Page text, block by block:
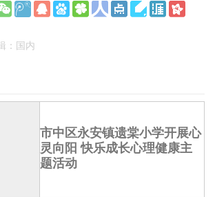
：国内
市中区永安镇遗棠小学开展心
灵向阳 快乐成长心理健康主
题活动